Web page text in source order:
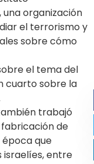
organización
el terrorismo y
sobre cómo
el tema del
cuarto sobre la
trabajó
de
época que
entre